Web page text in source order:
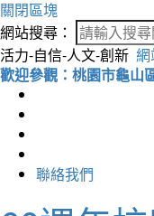
關閉區塊
網站搜尋：
活力-自信-人文-創新 網
歡迎參觀：桃園市龜山
聯絡我們